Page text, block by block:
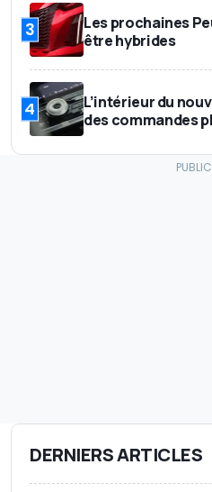
3
Les prochaines
être hybrides
4
L’intérieur du
des commandes
DERNIERS ARTICLES